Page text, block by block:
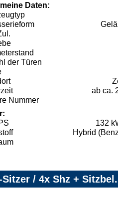
Daten:
der Türen
ab ca.
Nummer
132
Hybrid
Sitzer / 4x Shz + Sitzbel.